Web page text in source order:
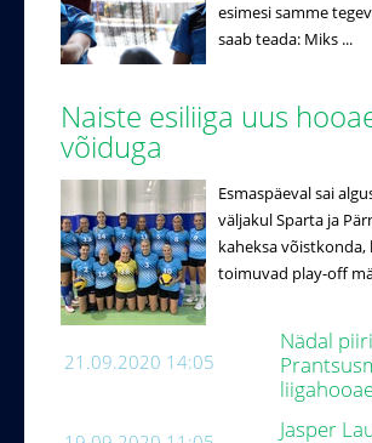
esimesi samme
saab teada: Miks ...
Naiste esiliiga uus
võiduga
Esmaspäeval sai
väljakul Sparta ja
kaheksa võistkonda,
toimuvad play-off
21.09.2020 14:05
Nädal
Jasper